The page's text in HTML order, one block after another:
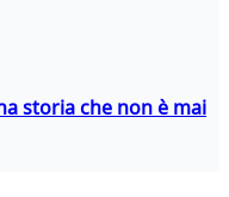
storia che non è mai